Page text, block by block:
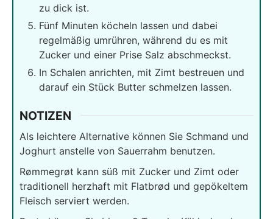
zu dick ist.
Fünf Minuten köcheln lassen und dabei
regelmäßig umrühren, während du es mit
Zucker und einer Prise Salz abschmeckst.
In Schalen anrichten, mit Zimt bestreuen und
darauf ein Stück Butter schmelzen lassen.
NOTIZEN
Als leichtere Alternative können Sie Schmand und
Joghurt anstelle von Sauerrahm benutzen.
Rømmegrøt kann süß mit Zucker und Zimt oder
traditionell herzhaft mit Flatbrød und gepökeltem
Fleisch serviert werden.